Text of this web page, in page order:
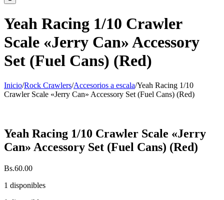
Yeah Racing 1/10 Crawler
Scale «Jerry Can» Accessory
Set (Fuel Cans) (Red)
Inicio/Rock Crawlers/Accesorios a escala/Yeah Racing 1/10
Crawler Scale «Jerry Can» Accessory Set (Fuel Cans) (Red)
Yeah Racing 1/10 Crawler Scale «Jerry
Can» Accessory Set (Fuel Cans) (Red)
Bs.60.00
1 disponibles